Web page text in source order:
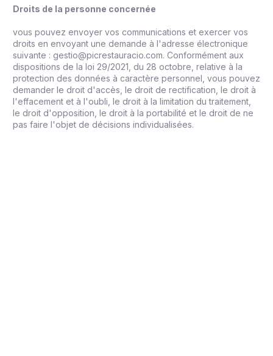
Droits de la personne concernée
vous pouvez envoyer vos communications et exercer vos
droits en envoyant une demande à l'adresse électronique
suivante : gestio@picrestauracio.com. Conformément aux
dispositions de la loi 29/2021, du 28 octobre, relative à la
protection des données à caractère personnel, vous pouvez
demander le droit d'accès, le droit de rectification, le droit à
l'effacement et à l'oubli, le droit à la limitation du traitement,
le droit d'opposition, le droit à la portabilité et le droit de ne
pas faire l'objet de décisions individualisées.